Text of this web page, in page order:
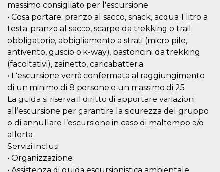
massimo consigliato per l'escursione
• Cosa portare: pranzo al sacco, snack, acqua 1 litro a
testa, pranzo al sacco, scarpe da trekking o trail
obbligatorie, abbigliamento a strati (micro pile,
antivento, guscio o k-way), bastoncini da trekking
(facoltativi), zainetto, caricabatteria
• L'escursione verrà confermata al raggiungimento
di un minimo di 8 persone e un massimo di 25
La guida si riserva il diritto di apportare variazioni
all’escursione per garantire la sicurezza del gruppo
o di annullare l’escursione in caso di maltempo e/o
allerta
Servizi inclusi
• Organizzazione
• Assistenza di guida escursionistica ambientale
status for a
user
between
pages.
Stripe
m.stripe.com
1 year 1
month
This cookie
is generally
and
optimization
of payment
processing
services,
facilitating
caching of
content on
CookieScriptConsent
CookieScript
4 weeks 2
This cookie